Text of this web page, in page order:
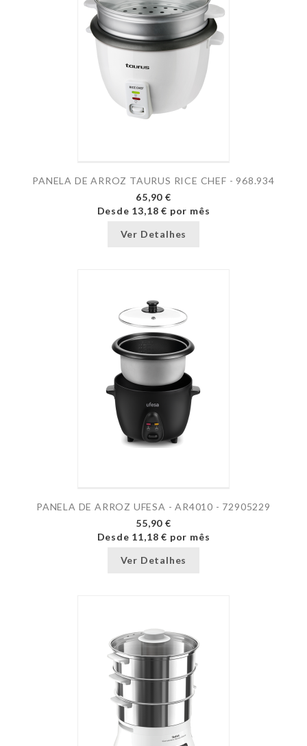
PANELA DE ARROZ TAURUS RICE CHEF - 968.934
65,90 €
Desde 13,18 € por mês
Ver Detalhes
PANELA DE ARROZ UFESA - AR4010 - 72905229
55,90 €
Desde 11,18 € por mês
Ver Detalhes